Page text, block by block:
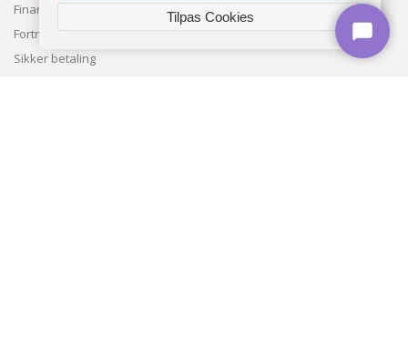
Finansering
Fortrolighedspolitik
Sikker betaling
Tilpas Cookies